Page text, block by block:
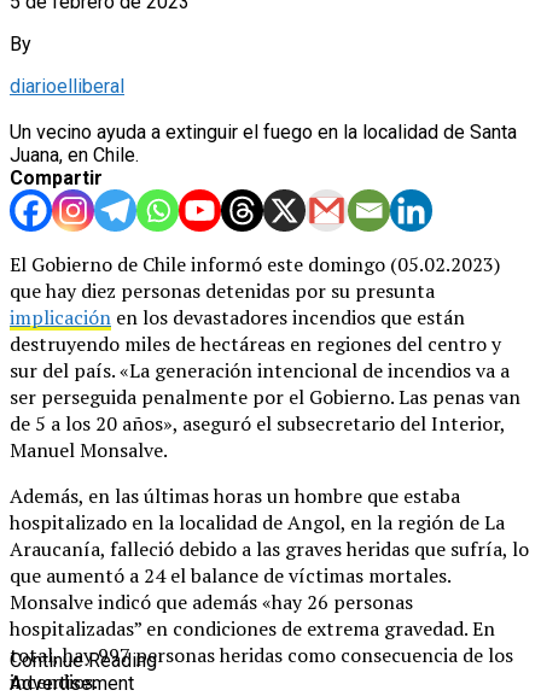
By
diarioelliberal
Un vecino ayuda a extinguir el fuego en la localidad de Santa
Juana, en Chile.
Compartir
El Gobierno de Chile informó este domingo (05.02.2023)
que hay diez personas detenidas por su presunta
implicación en los devastadores incendios que están
destruyendo miles de hectáreas en regiones del centro y
sur del país. «La generación intencional de incendios va a
ser perseguida penalmente por el Gobierno. Las penas van
de 5 a los 20 años», aseguró el subsecretario del Interior,
Manuel Monsalve.
Además, en las últimas horas un hombre que estaba
hospitalizado en la localidad de Angol, en la región de La
Araucanía, falleció debido a las graves heridas que sufría, lo
que aumentó a 24 el balance de víctimas mortales.
Monsalve indicó que además «hay 26 personas
hospitalizadas” en condiciones de extrema gravedad. En
total, hay 997 personas heridas como consecuencia de los
incendios.
Continue Reading
Advertisement